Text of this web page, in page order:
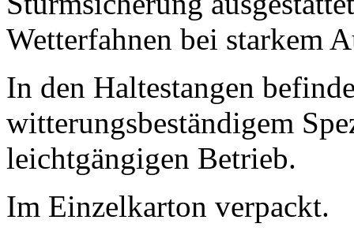
Wetterfahnen bei starkem
In den Haltestangen
witterungsbeständigem
leichtgängigen Betrieb.
Im Einzelkarton verpackt.